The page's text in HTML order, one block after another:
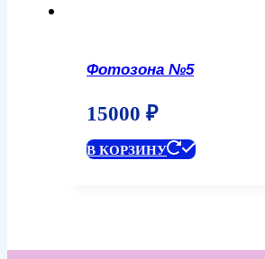
Фотозона №5
15000 ₽
В КОРЗИНУ